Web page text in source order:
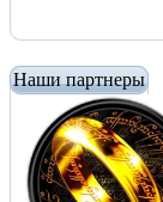
Наши партнеры